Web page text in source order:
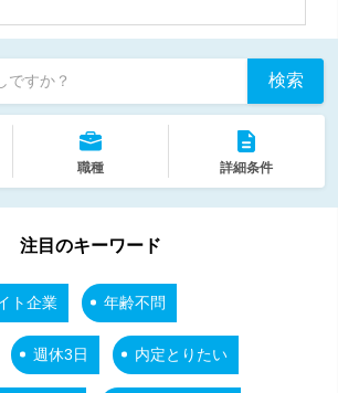
ですか？ 検索
職種 詳細条件
注目のキーワード
ト企業 年齢不問
週休3日 内定とりたい